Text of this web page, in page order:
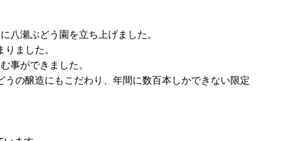
八瀬ぶどう園を立ち上げました。
ました。
事ができました。
の醸造にもこだわり、年間に数百本しかできない限定